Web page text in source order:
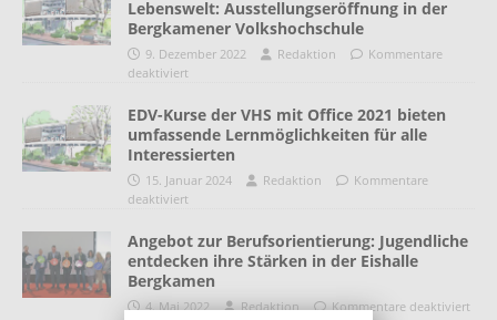
Lebenswelt: Ausstellungseröffnung in der
Bergkamener Volkshochschule
9. Dezember 2022 Redaktion
Kommentare
deaktiviert
EDV-Kurse der VHS mit Office 2021 bieten
umfassende Lernmöglichkeiten für alle
Interessierten
15. Januar 2024 Redaktion
Kommentare
deaktiviert
Angebot zur Berufsorientierung: Jugendliche
entdecken ihre Stärken in der Eishalle
Bergkamen
4. Mai 2022 Redaktion Kommentare deaktiviert